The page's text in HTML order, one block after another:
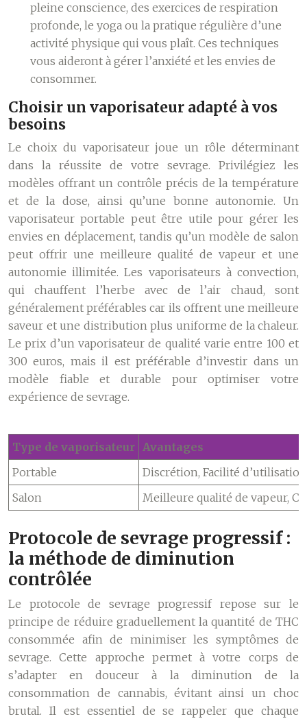
pleine conscience, des exercices de respiration
profonde, le yoga ou la pratique régulière d’une
activité physique qui vous plaît. Ces techniques
vous aideront à gérer l’anxiété et les envies de
consommer.
Choisir un vaporisateur adapté à vos
besoins
Le choix du vaporisateur joue un rôle déterminant
dans la réussite de votre sevrage. Privilégiez les
modèles offrant un contrôle précis de la température
et de la dose, ainsi qu’une bonne autonomie. Un
vaporisateur portable peut être utile pour gérer les
envies en déplacement, tandis qu’un modèle de salon
peut offrir une meilleure qualité de vapeur et une
autonomie illimitée. Les vaporisateurs à convection,
qui chauffent l’herbe avec de l’air chaud, sont
généralement préférables car ils offrent une meilleure
saveur et une distribution plus uniforme de la chaleur.
Le prix d’un vaporisateur de qualité varie entre 100 et
300 euros, mais il est préférable d’investir dans un
modèle fiable et durable pour optimiser votre
expérience de sevrage.
Type de vaporisateur Avantages
Portable
Discrétion, Facilité
Salon
Meilleure qualité de vapeur,
Protocole de sevrage progressif :
la méthode de diminution
contrôlée
Le protocole de sevrage progressif repose sur le
principe de réduire graduellement la quantité de THC
consommée afin de minimiser les symptômes de
sevrage. Cette approche permet à votre corps de
s’adapter en douceur à la diminution de la
consommation de cannabis, évitant ainsi un choc
brutal. Il est essentiel de se rappeler que chaque